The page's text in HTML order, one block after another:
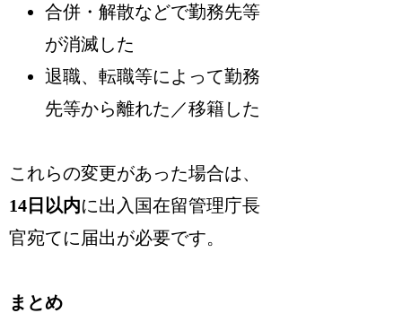
合併・解散などで勤務先等
が消滅した
退職、転職等によって勤務
先等から離れた／移籍した
これらの変更があった場合は、
14日以内に出入国在留管理庁長
官宛てに届出が必要です。
まとめ